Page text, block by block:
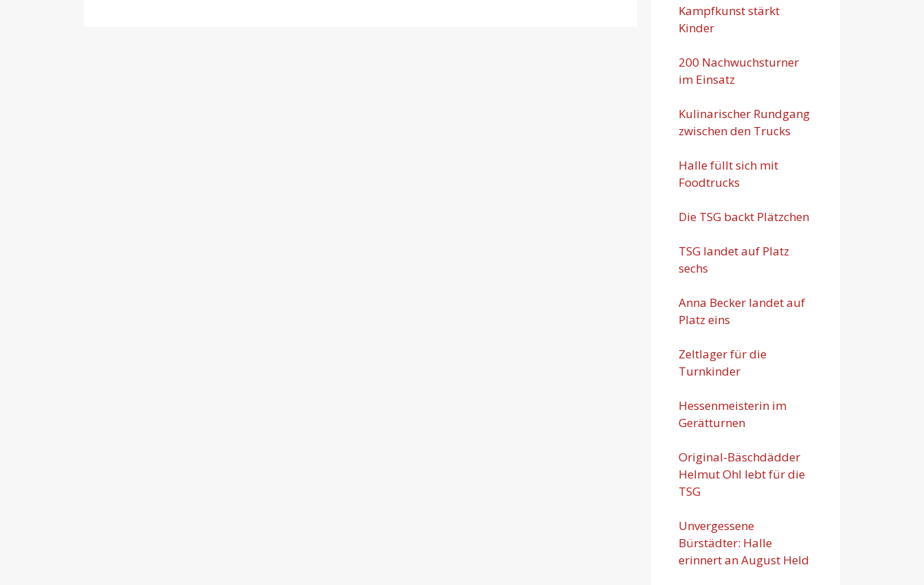
Kampfkunst stärkt
Kinder
200 Nachwuchsturner
im Einsatz
Kulinarischer Rundgang
zwischen den Trucks
Halle füllt sich mit
Foodtrucks
Die TSG backt Plätzchen
TSG landet auf Platz
sechs
Anna Becker landet auf
Platz eins
Zeltlager für die
Turnkinder
Hessenmeisterin im
Gerätturnen
Original-Bäschdädder
Helmut Ohl lebt für die
TSG
Unvergessene
Bürstädter: Halle
erinnert an August Held